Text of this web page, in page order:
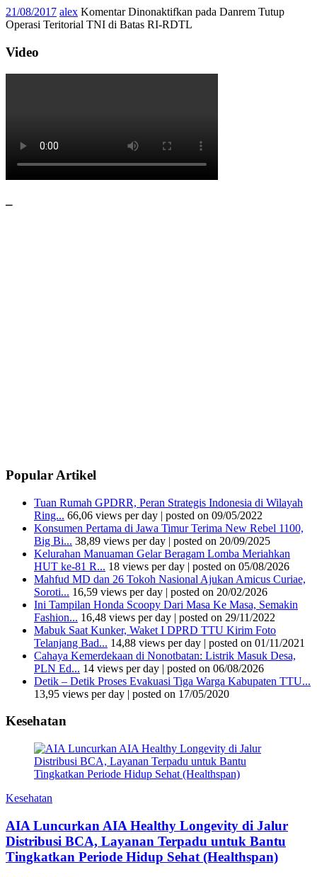
21/08/2017 alex Komentar Dinonaktifkan pada Danrem Tutup
Operasi Teritorial TNI di Batas RI-RDTL
Video
–
Popular Artikel
Tuan Rumah GPDRR, Peran Strategis Indonesia di Wilayah
Ring... 66,06 views per day | posted on 09/05/2022
Konsumen Pertama di Jawa Timur Terima New Rebel 1100,
Big Bi... 38,89 views per day | posted on 20/09/2025
Kelurahan Manuaman Gelar Beragam Lomba Meriahkan
HUT ke-81 R... 18 views per day | posted on 05/08/2026
Mahfud MD dan 26 Tokoh Nasional Ajukan Amicus Curiae,
Soroti... 16,59 views per day | posted on 20/02/2026
Ini Tampilan Honda Scoopy Dari Masa Ke Masa, Semakin
Fashion... 16,48 views per day | posted on 29/11/2022
Mabuk Saat Kunker, Waket I DPRD TTU Kirim Foto
Telanjang Bad... 14,88 views per day | posted on 01/11/2021
Cahaya Kemerdekaan di Nonotbatan: Listrik Masuk Desa,
PLN Ed... 14 views per day | posted on 06/08/2026
Detik – Detik Proses Evakuasi Tiga Warga Kabupaten TTU...
13,95 views per day | posted on 17/05/2020
Kesehatan
Kesehatan
AIA Luncurkan AIA Healthy Longevity di Jalur
Distribusi BCA, Layanan Terpadu untuk Bantu
Tingkatkan Periode Hidup Sehat (Healthspan)